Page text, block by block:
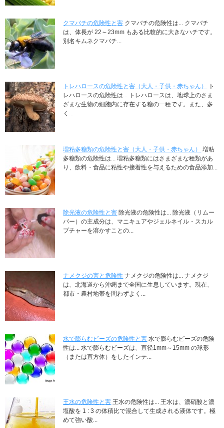
クマバチの危険性と害 クマバチの危険性は... クマバチ
は、体長が 22～23mm もある比較的に大きなハチです。
別名キムネクマバチ...
トレハロースの危険性と害（大人・子供・赤ちゃん）
ト
レハロースの危険性は... トレハロースは、地球上のさま
ざまな生物の細胞内に存在する糖の一種です。また、多
く...
増粘多糖類の危険性と害（大人・子供・赤ちゃん）
増粘
多糖類の危険性は... 増粘多糖類にはさまざまな種類があ
り、飲料・食品に粘性や接着性を与えるための食品添加...
除光液の危険性と害 除光液の危険性は... 除光液（リムー
バー）の主成分は、マニキュアやジェルネイル・スカル
プチャーを溶かすことの...
ナメクジの害と危険性 ナメクジの危険性は... ナメクジ
は、北海道から沖縄まで全国に生息しています。現在、
都市・農村地帯を問わずよく...
水で膨らむビーズの危険性と害 水で膨らむビーズの危険
性は... 水で膨らむビーズは、直径1mm～15mm の球形
（または直方体）をしたインテ...
王水の危険性と害 王水の危険性は... 王水は、濃硝酸と濃
塩酸を 1 : 3 の体積比で混合して生成される液体です。極
めて強い酸...